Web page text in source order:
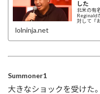
した
北米の有
Reginald
対して「
lolninja.net
Summoner1
大きなショックを受けた。